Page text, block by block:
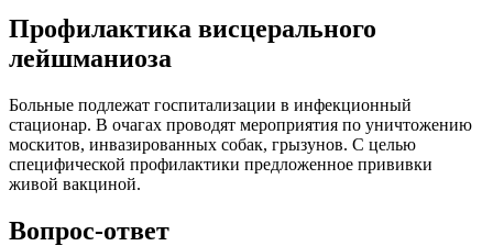
Профилактика висцерального
лейшманиоза
Больные подлежат госпитализации в инфекционный
стационар. В очагах проводят мероприятия по уничтожению
москитов, инвазированных собак, грызунов. С целью
специфической профилактики предложенное прививки
живой вакциной.
Вопрос-ответ